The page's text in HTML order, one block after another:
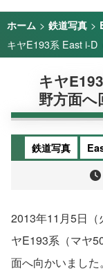
ホーム > 鉄道写真 >
キヤE193系 East i-D
キヤ
野方面へ
鉄道写真
2013年11月5日（
ヤE193系（マヤ
面へ向かいました。